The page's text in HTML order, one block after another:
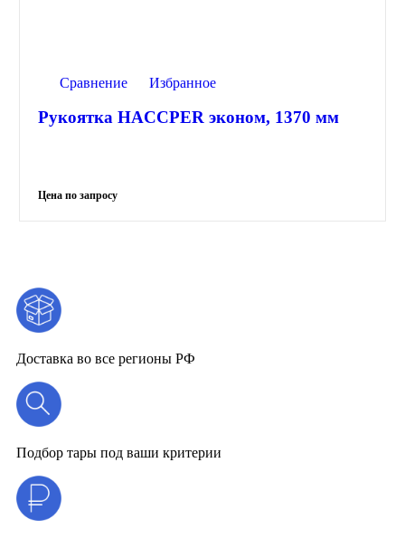
Сравнение Избранное
Рукоятка HACCPER эконом, 1370 мм
Доставка во все регионы РФ
Подбор тары под ваши критерии